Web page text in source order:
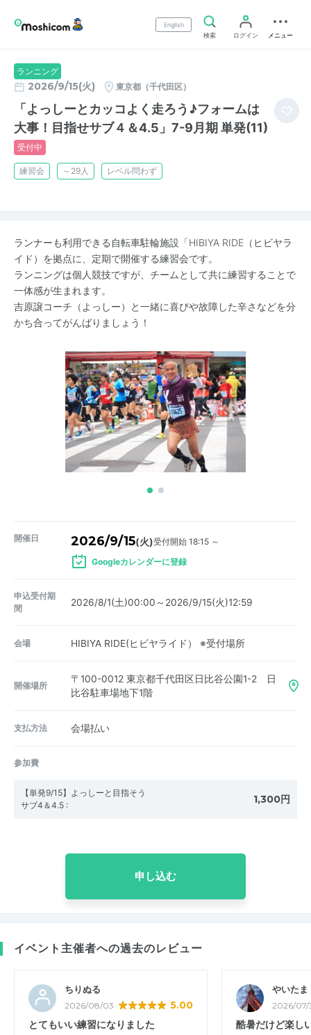
English
検索
ログイン メニュー
ランニング
2026/9/15(火) 東京都（千代田区）
「よっしーとカッコよく走ろう♪フォームは
大事！目指せサブ４＆4.5」7-9月期 単発(11)
受付中
練習会 ～29人 レベル問わず
ランナーも利用できる自転車駐輪施設「HIBIYA RIDE（ヒビヤラ
イド）を拠点に、定期で開催する練習会です。
ランニングは個人競技ですが、チームとして共に練習することで
一体感が生まれます。
吉原譲コーチ（よっしー）と一緒に喜びや故障した辛さなどを分
かち合ってがんばりましょう！
開催日 2026/9/15(火)受付開始 18:15 ～
Googleカレンダーに登録
申込受付期
間
2026/8/1(土)00:00～2026/9/15(火)12:59
会場 HIBIYA RIDE(ヒビヤライド） ※受付場所
開催場所
〒100-0012 東京都千代田区日比谷公園1-2 日
比谷駐車場地下1階
支払方法 会場払い
参加費
【単発9/15】よっしーと目指そう
サブ4＆4.5 : 1,300円
申し込む
イベント主催者への過去のレビュー
ちりぬる
2026/08/03 5.00
とてもいい練習になりました
やいたま
2026/07/
酷暑だけど楽し